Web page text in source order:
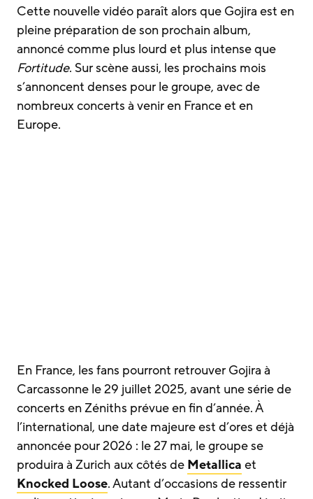
Cette nouvelle vidéo paraît alors que Gojira est en
pleine préparation de son prochain album,
annoncé comme plus lourd et plus intense que
Fortitude. Sur scène aussi, les prochains mois
s’annoncent denses pour le groupe, avec de
nombreux concerts à venir en France et en
Europe.
En France, les fans pourront retrouver Gojira à
Carcassonne le 29 juillet 2025, avant une série de
concerts en Zéniths prévue en fin d’année. À
l’international, une date majeure est d’ores et déjà
annoncée pour 2026 : le 27 mai, le groupe se
produira à Zurich aux côtés de Metallica et
Knocked Loose. Autant d’occasions de ressentir